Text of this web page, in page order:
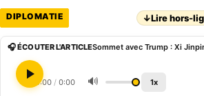
DIPLOMATIE ↓Lire hors-
🎧 ÉCOUTER L'ARTICLE
0:00 / 0:00 🔊 1x